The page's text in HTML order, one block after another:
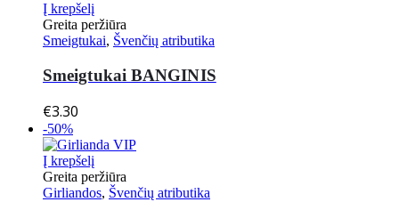
Į krepšelį
Greita peržiūra
Smeigtukai, Švenčių atributika
Smeigtukai BANGINIS
€3.30
-50%
Į krepšelį
Greita peržiūra
Girliandos, Švenčių atributika